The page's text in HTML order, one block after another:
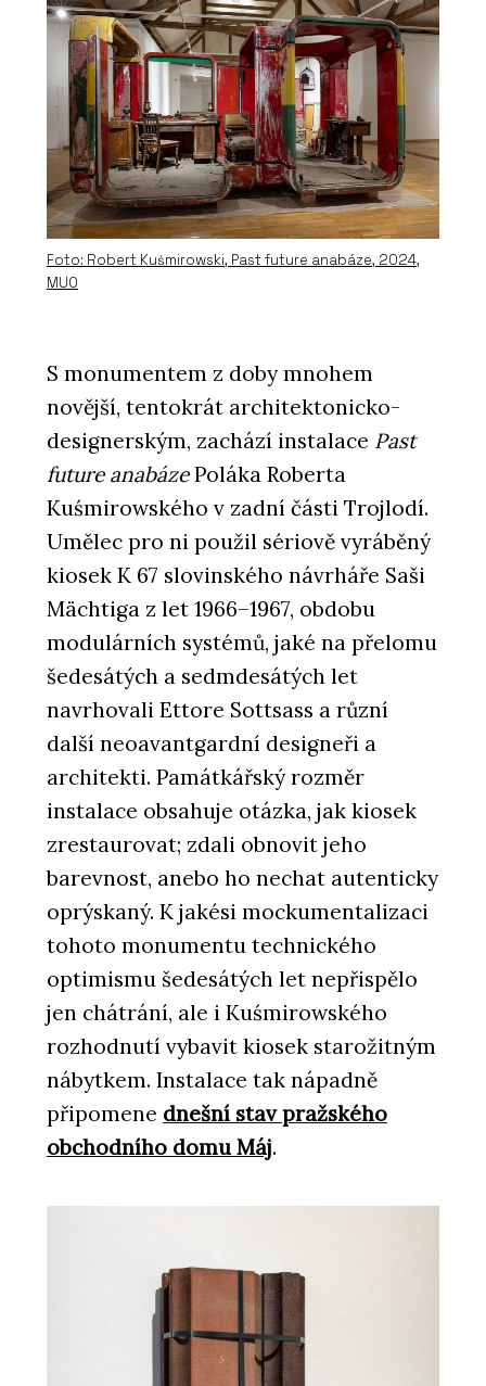
Foto: Robert Kuśmirowski, Past future anabáze, 2024,
MUO
S monumentem z doby mnohem
novější, tentokrát architektonicko-
designerským, zachází instalace Past
future anabázePoláka Roberta
Kuśmirowského v zadní části Trojlodí.
Umělec pro ni použil sériově vyráběný
kiosek K 67 slovinského návrháře Saši
Mächtiga z let 1966–1967, obdobu
modulárních systémů, jaké na přelomu
šedesátých a sedmdesátých let
navrhovali Ettore Sottsass a různí
další neoavantgardní designeři a
architekti. Památkářský rozměr
instalace obsahuje otázka, jak kiosek
zrestaurovat; zdali obnovit jeho
barevnost, anebo ho nechat autenticky
oprýskaný. K jakési mockumentalizaci
tohoto monumentu technického
optimismu šedesátých let nepřispělo
jen chátrání, ale i Kuśmirowského
rozhodnutí vybavit kiosek starožitným
nábytkem. Instalace tak nápadně
připomene dnešní stav pražského
obchodního domu Máj.